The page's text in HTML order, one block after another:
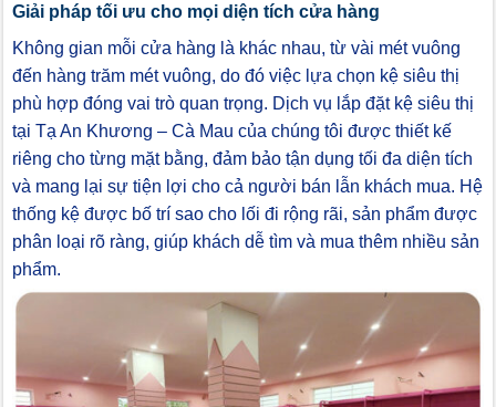
Giải pháp tối ưu cho mọi diện tích cửa hàng
Không gian mỗi cửa hàng là khác nhau, từ vài mét vuông
đến hàng trăm mét vuông, do đó việc lựa chọn kệ siêu thị
phù hợp đóng vai trò quan trọng. Dịch vụ lắp đặt kệ siêu thị
tại Tạ An Khương – Cà Mau của chúng tôi được thiết kế
riêng cho từng mặt bằng, đảm bảo tận dụng tối đa diện tích
và mang lại sự tiện lợi cho cả người bán lẫn khách mua. Hệ
thống kệ được bố trí sao cho lối đi rộng rãi, sản phẩm được
phân loại rõ ràng, giúp khách dễ tìm và mua thêm nhiều sản
phẩm.